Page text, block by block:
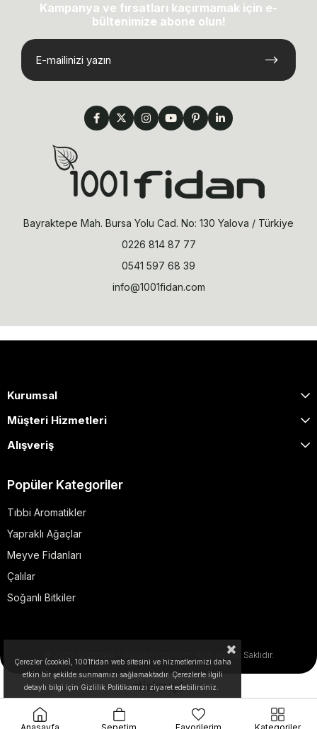
Kampanya ve fırsatları kaçırmamak için e-
bültenimize abone olun!
Bayraktepe Mah. Bursa Yolu Cad. No: 130 Yalova / Türkiye
0226 814 87 77
0541 597 68 39
info@1001fidan.com
Kurumsal
Müşteri Hizmetleri
Alışveriş
Popüler Kategoriler
Tıbbi Aromatikler
Yapraklı Ağaçlar
Meyve Fidanları
Çalılar
Soğanlı Bitkiler
© 2025 1001fidan - dogapeyzaj.com. Tüm Hakları Saklıdır.
Çerezler (cookie), 1001fidan web sitesini ve hizmetlerimizi daha
etkin bir şekilde sunmamızı sağlamaktadır. Çerezlerle ilgili
detaylı bilgi için Gizlilik Politikamızı ziyaret edebilirsiniz.